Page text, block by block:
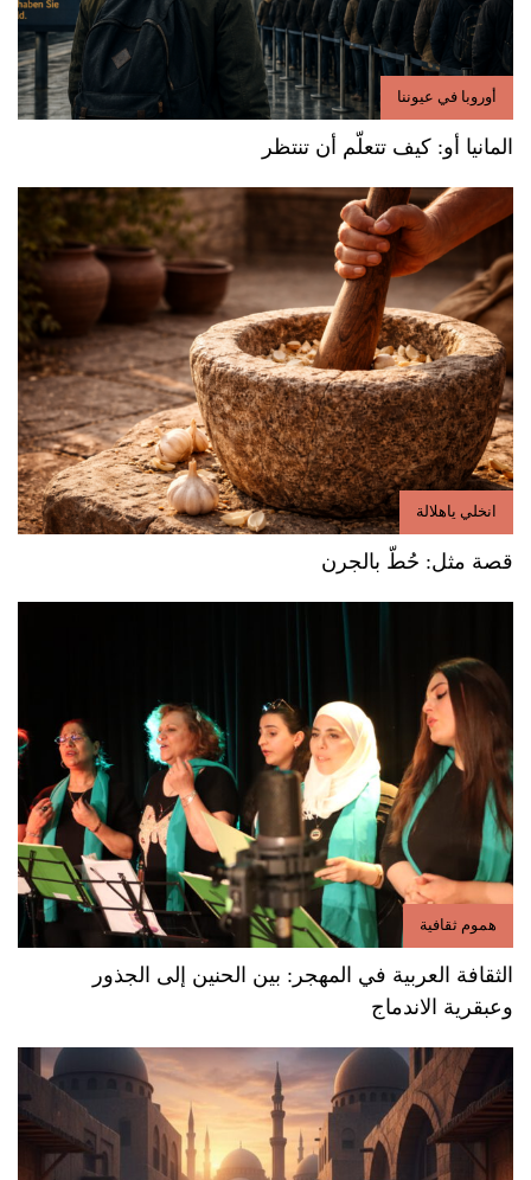
أوروبا في عيوننا
المانيا أو: كيف تتعلّم أن تنتظر
انخلي ياهلالة
قصة مثل: حُطّ بالجرن
هموم ثقافية
الثقافة العربية في المهجر: بين الحنين إلى الجذور
وعبقرية الاندماج